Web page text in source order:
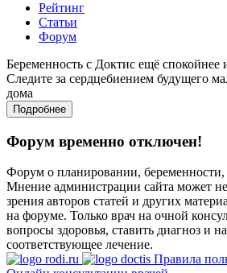
Рейтинг
Статьи
Форум
Беременность с Доктис ещё спокойнее
Следите за сердцебиением будущего
дома
Подробнее
Форум временно отключен!
Форум о планировании, беременности,
Мнение администрации сайта может не
зрения авторов статей и других
на форуме. Только врач на очной
вопросы здоровья, ставить диагноз и
соответствующее лечение.
Правила